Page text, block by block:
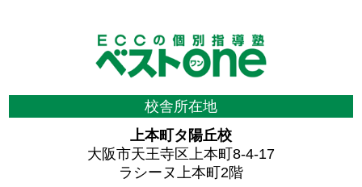
校舎所在地
上本町タ陽丘校
大阪市天王寺区上本町8-4-17
ラシーヌ上本町2階